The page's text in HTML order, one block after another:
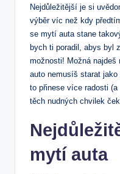
Nejdůležitější je si
výběr víc než kdy
se mytí auta stane
bych ti poradil, abys byl
možnosti! Možná
auto nemusíš starat
to přinese více radosti (a
těch nudných chvilek
mytí auta